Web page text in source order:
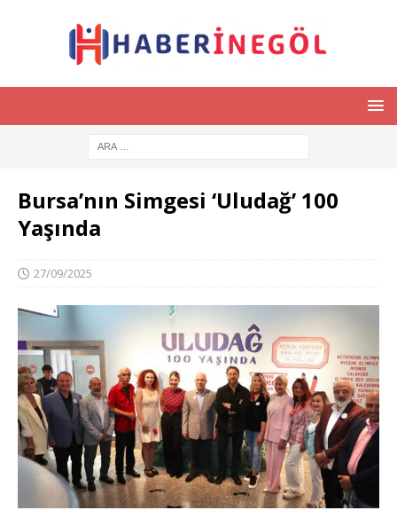
Bursa’nın Simgesi ‘Uludağ’ 100
Yaşında
27/09/2025